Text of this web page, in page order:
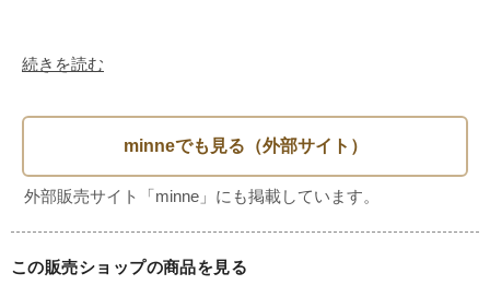
続きを読む
この販売ショップの商品を見る